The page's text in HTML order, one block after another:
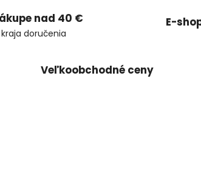
nad 40 €
doručenia
E-
Veľkoobchodné ceny